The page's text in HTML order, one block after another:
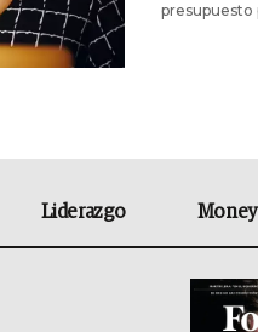
presupuesto
Liderazgo Money